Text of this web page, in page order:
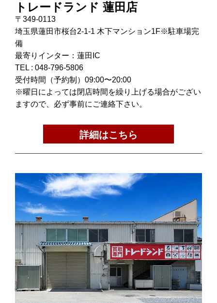
トレードランド 蓮田店
〒349-0113
埼玉県蓮田市桜台2-1-1 木下マンション1F※駐車場完
備
最寄りインター：蓮田IC
TEL : 048-796-5806
受付時間（予約制）09:00〜20:00
※曜日によっては閉店時間を繰り上げる場合がござい
ますので、必ず事前にご連絡下さい。
詳細はこちら